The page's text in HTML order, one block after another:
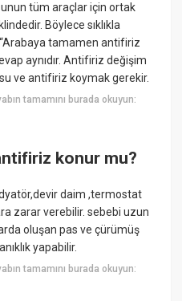
tüm araçlar için ortak
Böylece sıklıkla
tamamen antifiriz
aynıdır. Antifiriz değişim
ve antifiriz koymak gerekir.
tamamını burada okuyun:
konur mu?
daim ,termostat
zarar verebilir. sebebi uzun
oluşan pas ve çürümüş
yapabilir.
tamamını burada okuyun: